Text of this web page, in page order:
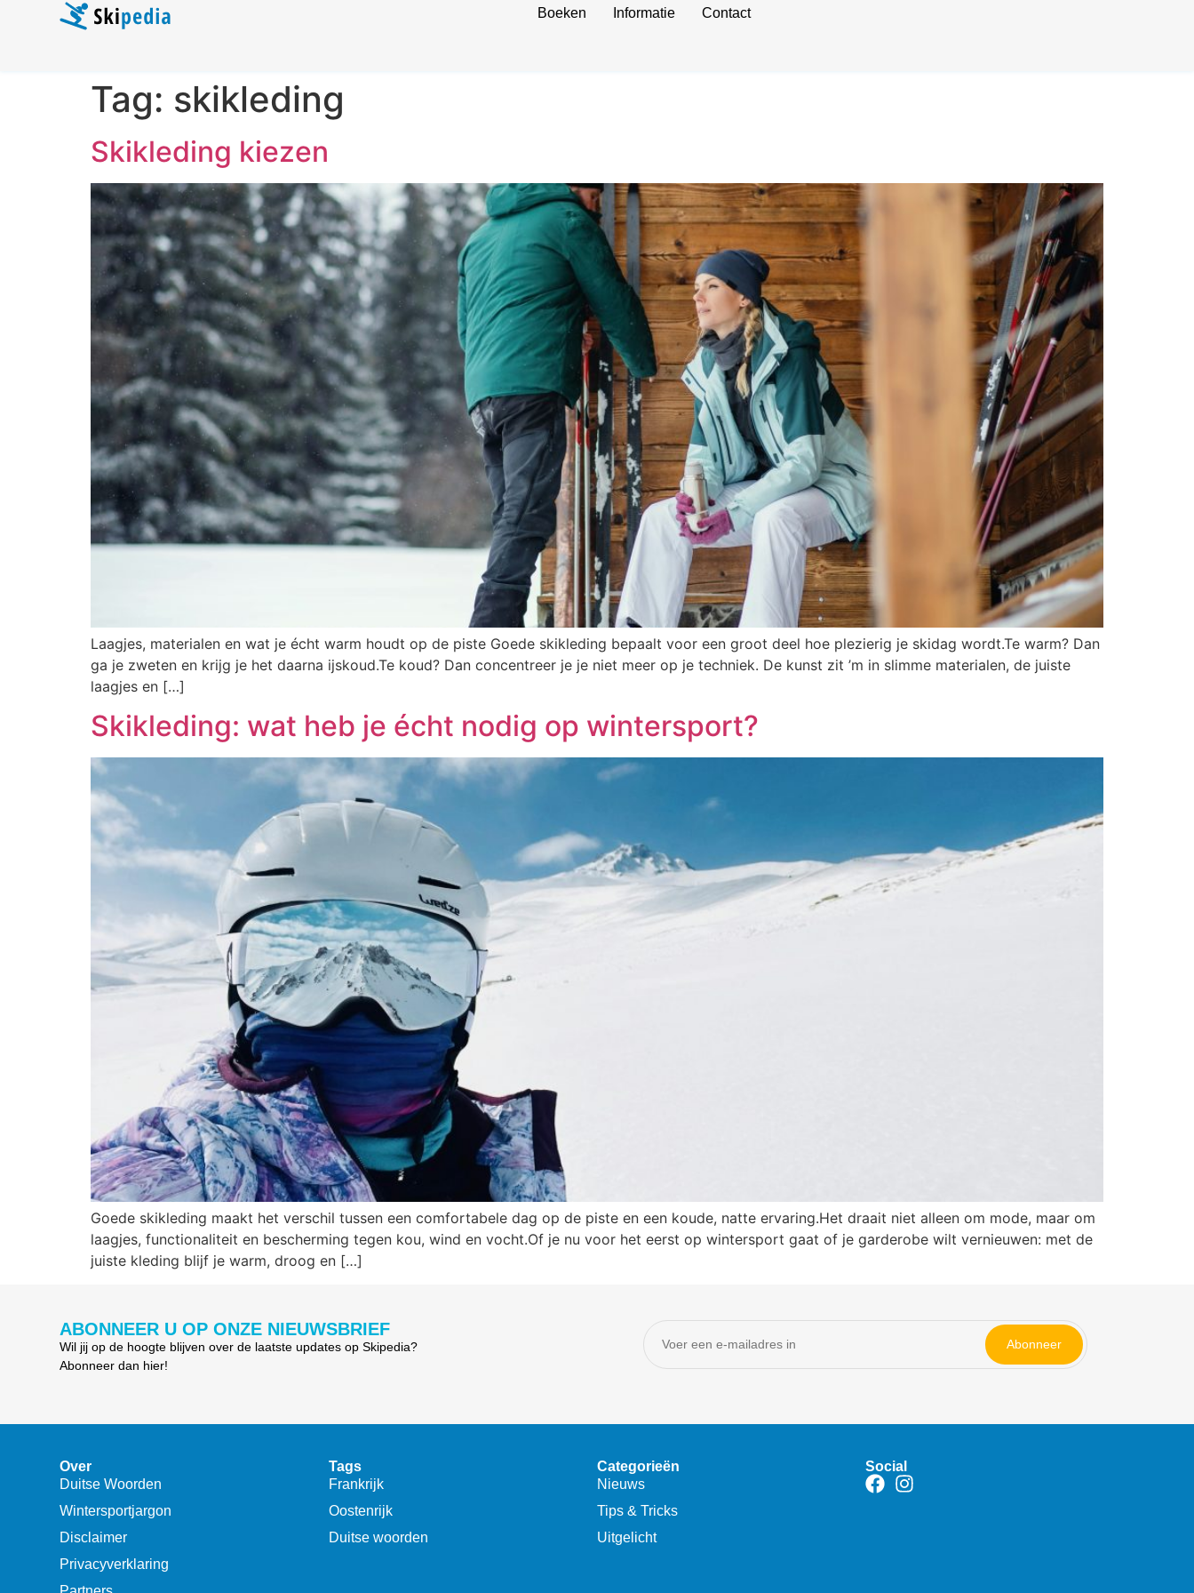
Boeken Informatie Contact
Tag: skikleding
Skikleding kiezen
Laagjes, materialen en wat je écht warm houdt op de piste Goede skikleding bepaalt voor een groot deel hoe plezierig je skidag wordt.Te warm? Dan
ga je zweten en krijg je het daarna ijskoud.Te koud? Dan concentreer je je niet meer op je techniek. De kunst zit ’m in slimme materialen, de juiste
laagjes en […]
Skikleding: wat heb je écht nodig op wintersport?
Goede skikleding maakt het verschil tussen een comfortabele dag op de piste en een koude, natte ervaring.Het draait niet alleen om mode, maar om
laagjes, functionaliteit en bescherming tegen kou, wind en vocht.Of je nu voor het eerst op wintersport gaat of je garderobe wilt vernieuwen: met de
juiste kleding blijf je warm, droog en […]
ABONNEER U OP ONZE NIEUWSBRIEF
Wil jij op de hoogte blijven over de laatste updates op Skipedia?
Abonneer dan hier!
Abonneer
Over
Duitse Woorden
Wintersportjargon
Disclaimer
Privacyverklaring
Tags
Frankrijk
Oostenrijk
Duitse woorden
Categorieën
Nieuws
Tips & Tricks
Uitgelicht
Social